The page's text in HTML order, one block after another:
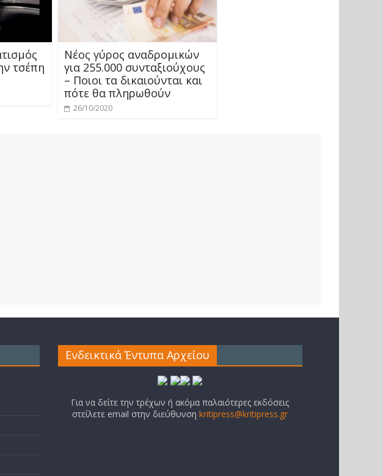
τσέπη
Νέος γύρος αναδρομικών
για 255.000 συνταξιούχους
– Ποιοι τα δικαιούνται και
πότε θα πληρωθούν
26/10/2020
Ενδεικτικά Έντυπα Αρχείου
Για να δείτε την τρέχων ή ακόμα παλαιότερες εκδόσεις
στείλετε email στην διεύθυνσηkritipress@kritipress.gr